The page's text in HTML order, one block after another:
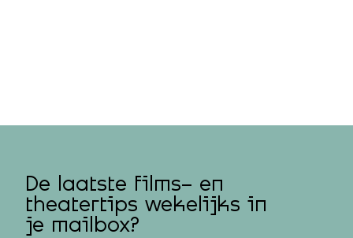
De laatste films- en
theatertips wekelijks in
je mailbox?